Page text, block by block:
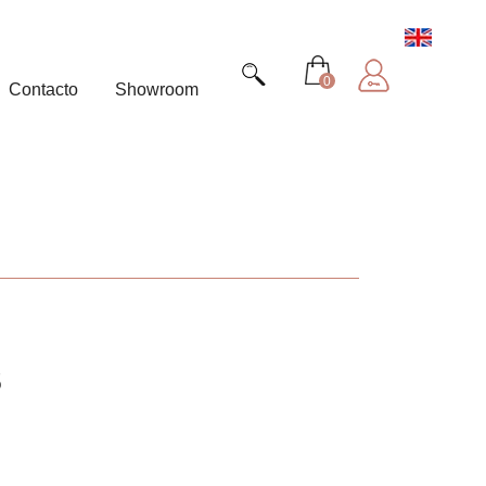
Contacto Showroom 0